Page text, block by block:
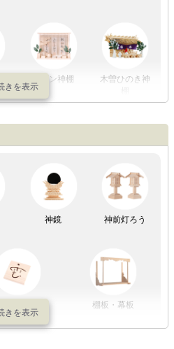
モダン神棚
木曽ひのき神
神鏡 神前灯ろう
棚板・幕板